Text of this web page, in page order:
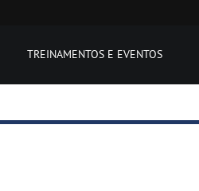
TREINAMENTOS E EVENTOS